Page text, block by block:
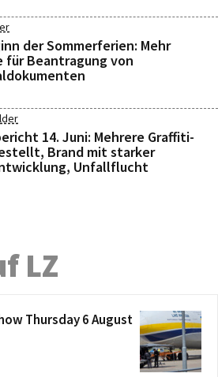
der Sommerferien: Mehr
für Beantragung von
14. Juni: Mehrere Graffiti-
Brand mit starker
Unfallflucht
LZ
Thursday 6 August